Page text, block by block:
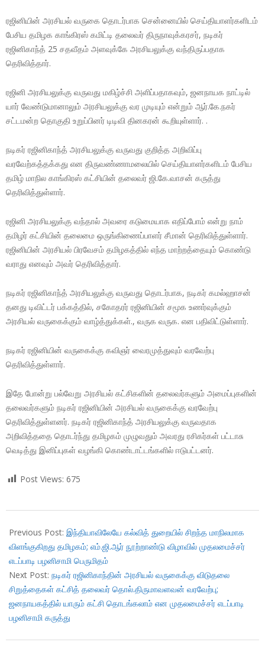
ரஜினியின் அரசியல் வருகை தொடர்பாக சென்னையில் செய்தியாளர்களிடம்
பேசிய தமிழக காங்கிரஸ் கமிட்டி தலைவர் திருநாவுக்கரசர், நடிகர்
ரஜினிகாந்த் 25 சதவீதம் அளவுக்கே அரசியலுக்கு வந்திருப்பதாக
தெரிவித்தார்.
ரஜினி அரசியலுக்கு வருவது மகிழ்ச்சி அளிப்பதாகவும், ஜனநாயக நாட்டில்
யார் வேண்டுமானாலும் அரசியலுக்கு வர முடியும் என்றும் ஆர்.கே.நகர்
சட்டமன்ற தொகுதி உறுப்பினர் டிடிவி தினகரன் கூறியுள்ளார். .
நடிகர் ரஜினிகாந்த் அரசியலுக்கு வருவது குறித்த அறிவிப்பு
வரவேற்கத்தக்கது என திருவண்ணாமலையில் செய்தியாளர்களிடம் பேசிய
தமிழ் மாநில காங்கிரஸ் கட்சியின் தலைவர் ஜி.கே.வாசன் கருத்து
தெரிவித்துள்ளார்.
ரஜினி அரசியலுக்கு வந்தால் அவரை கடுமையாக எதிப்போம் என்று நாம்
தமிழர் கட்சியின் தலைமை ஒருங்கிணைப்பாளர் சீமான் தெரிவித்துள்ளார்.
ரஜினியின் அரசியல் பிரவேசம் தமிழகத்தில் எந்த மாற்றத்தையும் கொண்டு
வராது எனவும் அவர் தெரிவித்தார்.
நடிகர் ரஜினிகாந்த் அரசியலுக்கு வருவது தொடர்பாக, நடிகர் கமல்ஹாசன்
தனது டிவிட்டர் பக்கத்தில், சகோதரர் ரஜினியின் சமூக உணர்வுக்கும்
அரசியல் வருகைக்கும் வாழ்த்துக்கள்., வருக வருக. என பதிவிட்டுள்ளார்.
நடிகர் ரஜினியின் வருகைக்கு கவிஞர் வைரமுத்துவும் வரவேற்பு
தெரிவித்துள்ளார்.
இதே போன்று பல்வேறு அரசியல் கட்சிகளின் தலைவர்களும் அமைப்புகளின்
தலைவர்களும் நடிகர் ரஜினியின் அரசியல் வருகைக்கு வரவேற்பு
தெரிவித்துள்ளனர். நடிகர் ரஜினிகாந்த் அரசியலுக்கு வருவதாக
அறிவித்ததை தொடர்ந்து தமிழகம் முழுவதும் அவரது ரசிகர்கள் பட்டாசு
வெடித்து இனிப்புகள் வழங்கி கொண்டாட்டங்களில் ஈடுபட்டனர்.
Post Views: 675
01-
01
Previous Post: இந்தியாவிலேயே கல்வித் துறையில் சிறந்த மாநிலமாக
விளங்குகிறது தமிழகம்; எம்.ஜி.ஆர் நூற்றாண்டு விழாவில் முதலமைச்சர்
எடப்பாடி பழனிசாமி பெருமிதம்
Next Post: நடிகர் ரஜினிகாந்தின் அரசியல் வருகைக்கு விடுதலை
சிறுத்தைகள் கட்சித் தலைவர் தொல்.திருமாவளவன் வரவேற்பு;
ஜனநாயகத்தில் யாரும் கட்சி தொடங்கலாம் என முதலமைச்சர் எடப்பாடி
பழனிசாமி கருத்து